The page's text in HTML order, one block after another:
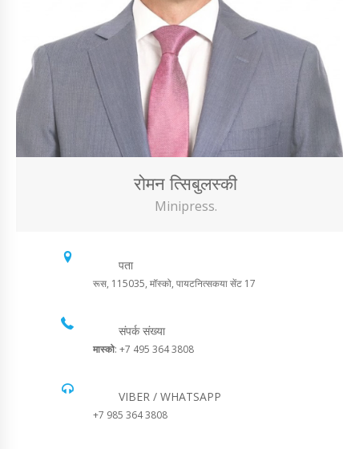
रोमन त्सिबुलस्की
Minipress.
पता
रूस, 115035, मॉस्को, पायटनित्सकया सेंट 17
संपर्क संख्या
मास्को: +7 495 364 3808
VIBER / WHATSAPP
+7 985 364 3808